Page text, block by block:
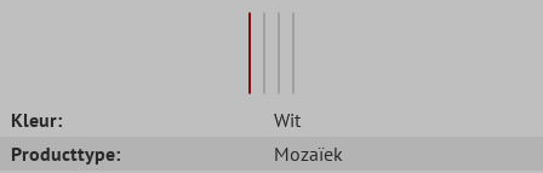
Kleur:
Wit
Producttype:
Mozaïek